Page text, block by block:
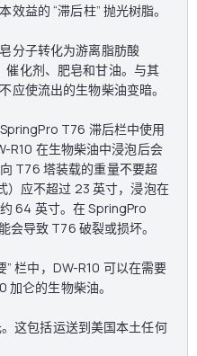
益的 “滞后柱” 抛光树脂。
分子转化为游离脂肪酸
催化剂、肥皂和甘油。与其
应使流出的生物柴油变暗。
T76 滞后栏中使用
R10 在生物柴油中浸泡后会
T76 塔装载的重量不要超
）应不超过 23 英寸，浸泡在
64 英寸。在 SpringPro
导致 T76 破裂或损坏。
” 栏中，DW-R10 可以在需要
仑的生物柴油。
这包括运送到美国本土任何